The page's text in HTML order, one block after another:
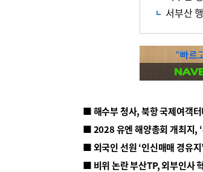
서부산
■ 해수부 청사, 북항 국제여객
■ 2028 유엔 해양총회 개최지,
■ 외국인 선원 ‘인신매매 경유
■ 비위 논란 부산TP, 외부인사